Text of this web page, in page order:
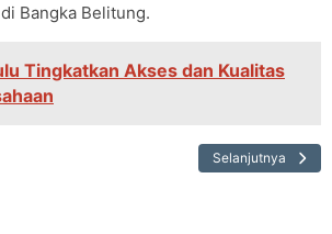
Bangka Belitung.
Tingkatkan Akses dan Kualitas
Selanjutnya